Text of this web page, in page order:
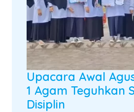
Upacara Awal
1 Agam Teguhkan
Disiplin